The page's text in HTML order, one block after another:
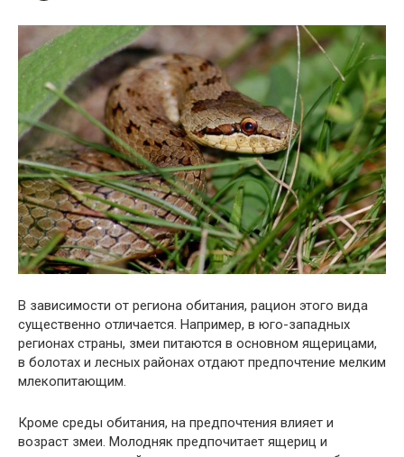
В зависимости от региона обитания, рацион этого вида
существенно отличается. Например, в юго-западных
регионах страны, змеи питаются в основном ящерицами,
в болотах и ​​лесных районах отдают предпочтение мелким
млекопитающим.
Кроме среды обитания, на предпочтения влияет и
возраст змеи. Молодняк предпочитает ящериц и